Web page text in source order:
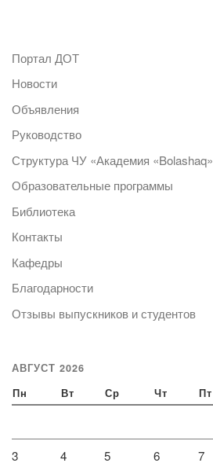
Портал ДОТ
Новости
Объявления
Руководство
Структура ЧУ «Академия «Bolashaq»
Образовательные программы
Библиотека
Контакты
Кафедры
Благодарности
Отзывы выпускников и студентов
АВГУСТ 2026
Пн Вт Ср Чт Пт
3 4 5 6 7